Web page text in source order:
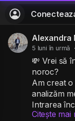
Alexandra
5 luni în urmă ·
💸 Vrei să
noroc?
Am creat o
analizăm
Intrarea
Nu
Citește mai